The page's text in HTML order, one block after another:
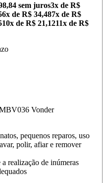
sem juros3x de R$
6x de R$ 34,487x de R$
10x de R$ 21,1211x de R$
Vonder
pequenos reparos, uso
polir, afiar e remover
realização de inúmeras